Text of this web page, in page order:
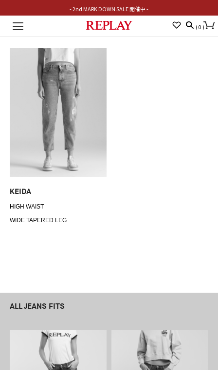
- 2nd MARK DOWN SALE 開催中 -
Toggle
( 0 )
KEIDA
HIGH WAIST
WIDE TAPERED LEG
ALL JEANS FITS